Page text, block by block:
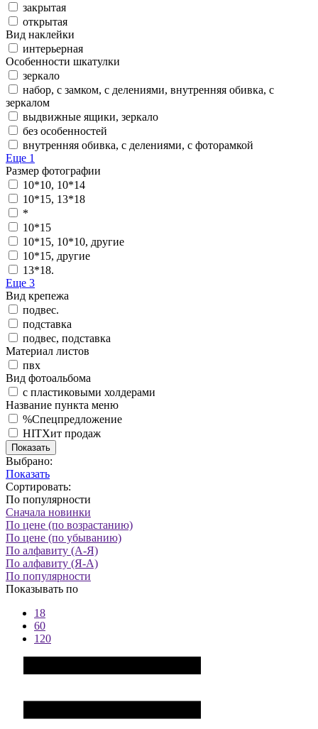
закрытая
открытая
Вид наклейки
интерьерная
Особенности шкатулки
зеркало
набор, с замком, с делениями, внутренняя обивка, с
зеркалом
выдвижные ящики, зеркало
без особенностей
внутренняя обивка, с делениями, с фоторамкой
Еще 1
Размер фотографии
10*10, 10*14
10*15, 13*18
*
10*15
10*15, 10*10, другие
10*15, другие
13*18.
Еще 3
Вид крепежа
подвес.
подставка
подвес, подставка
Материал листов
пвх
Вид фотоальбома
с пластиковыми холдерами
Название пункта меню
%Спецпредложение
HITХит продаж
Показать
Выбрано:
Показать
Сортировать:
По популярности
Сначала новинки
По цене (по возрастанию)
По цене (по убыванию)
По алфавиту (А-Я)
По алфавиту (Я-А)
По популярности
Показывать по
18
60
120